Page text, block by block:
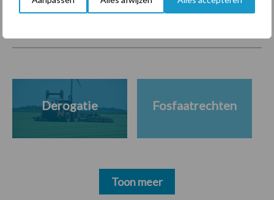
Derogatie Fosfaatrechten
Toon meer